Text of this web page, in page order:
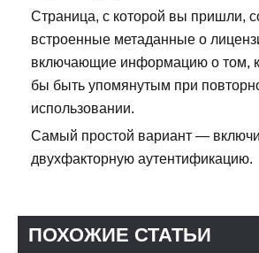
Страница, с которой вы пришли,
встроенные метаданные о
включающие информацию о том,
бы быть упомянутым при
использовании.
Самый простой вариант —
двухфакторную аутентификацию.
ПОХОЖИЕ СТАТЬИ